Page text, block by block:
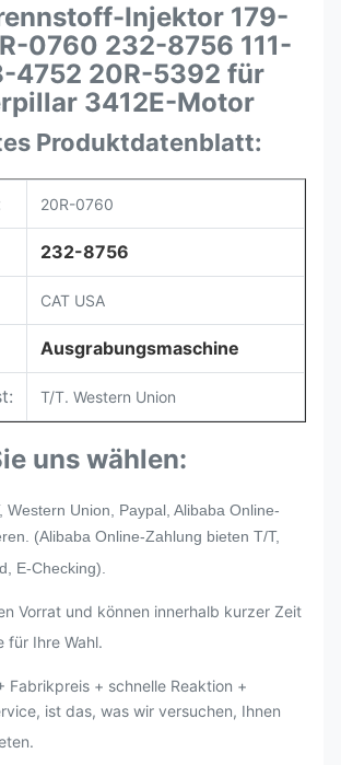
Injektor 179-
0760 232-8756 111-
4752 20R-5392 für
3412E-Motor
Produktdatenblatt:
20R-0760
232-8756
CAT USA
Ausgrabungsmaschine
T/T. Western Union
uns wählen:
Western Union, Paypal, Alibaba Online-
(Alibaba Online-Zahlung bieten T/T,
E-Checking).
Vorrat und können innerhalb kurzer Zeit
für Ihre Wahl.
Fabrikpreis + schnelle Reaktion +
ist das, was wir versuchen, Ihnen